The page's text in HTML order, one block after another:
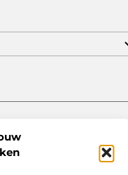
Right Reserved.